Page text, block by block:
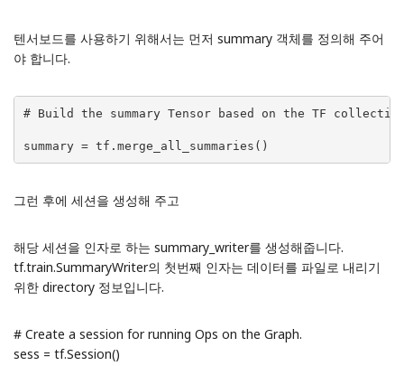
텐서보드를 사용하기 위해서는 먼저 summary 객체를 정의해 주어
야 합니다.
# Build the summary Tensor based on the TF
summary = tf.merge_all_summaries()
그런 후에 세션을 생성해 주고
해당 세션을 인자로 하는 summary_writer를 생성해줍니다.
tf.train.SummaryWriter의 첫번째 인자는 데이터를 파일로 내리기
위한 directory 정보입니다.
# Create a session for running Ops on the Graph.
sess = tf.Session()